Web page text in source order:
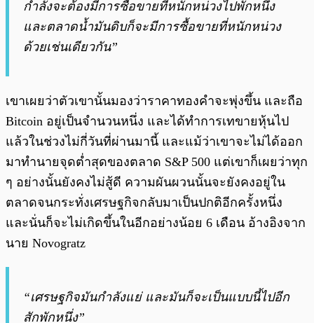
กำลังจะต้องมีการซื้อขายที่หนักหน่วงไปพักหนึ่ง
และตลาดน้ำมันดิบก็จะมีการซื้อขายที่หนักหน่วง
ด้วยเช่นเดียวกัน”
เขาเผยว่าตัวเขานั้นมองว่าราคาทองคำจะพุ่งขึ้น และถือ
Bitcoin อยู่เป็นจำนวนหนึ่ง และได้ทำการเทขายหุ้นไป
แล้วในช่วงไม่กี่วันที่ผ่านมานี้ และแม้ว่าเขาจะไม่ได้ออก
มาทำนายจุดต่ำสุดของตลาด S&P 500 แต่เขาก็เผยว่าทุก
ๆ อย่างนั้นยังคงไม่สู้ดี ความผันผวนนั้นจะยังคงอยู่ใน
ตลาดจนกระทั่งเศรษฐกิจกลับมาเป็นปกติอีกครั้งหนึ่ง
และนั่นก็จะไม่เกิดขึ้นในอีกอย่างน้อย 6 เดือน อ้างอิงจาก
นาย Novogratz
“เศรษฐกิจมันกำลังแย่ และมันก็จะเป็นแบบนี้ไปอีก
สักพักหนึ่ง”